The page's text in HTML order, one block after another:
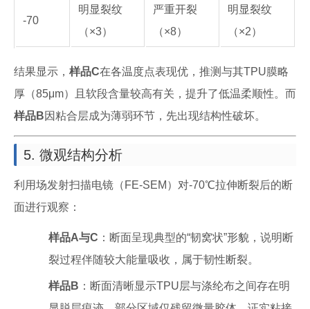
-70
明显裂纹
（×3）
严重开裂
（×8）
明显裂纹
（×2）
结果显示， 样品C在各温度点表现优，推测与其TPU膜略
厚（85μm）且软段含量较高有关，提升了低温柔顺性。而
样品B因粘合层成为薄弱环节，先出现结构性破坏。
5. 微观结构分析
利用场发射扫描电镜（FE-SEM）对-70℃拉伸断裂后的断
面进行观察：
样品A与C ：断面呈现典型的“韧窝状”形貌，说明断
裂过程伴随较大能量吸收，属于韧性断裂。
样品B ：断面清晰显示TPU层与涤纶布之间存在明